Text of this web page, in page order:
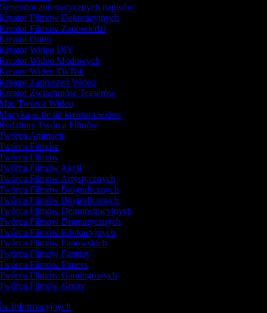
automatycznych napisów
Filmów Dekoracyjnych
Filmów Zapowiedzi
Outro
Wideo DIY
Wideo Modowych
Wideo TikTok
Zaproszeń Wideo
Zwiastunów Teaserów
Twórca Wideo
w tle do kreatora wideo
Twórca Filmów
Animacji
Filmów
Filmów
Filmów Akcji
Filmów Artystycznych
Filmów Biograficznych
Filmów Biograficznych
Filmów Demonstracyjnych
Filmów Dramatycznych
Filmów Edukacyjnych
Filmów Fanowskich
Filmów Fantasy
Filmów Fitness
Filmów Gamingowych
Filmów Grozy
Informacyjnych